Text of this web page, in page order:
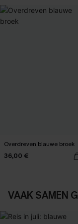
Overdreven blauwe broek
36,00 €
VAAK SAMEN